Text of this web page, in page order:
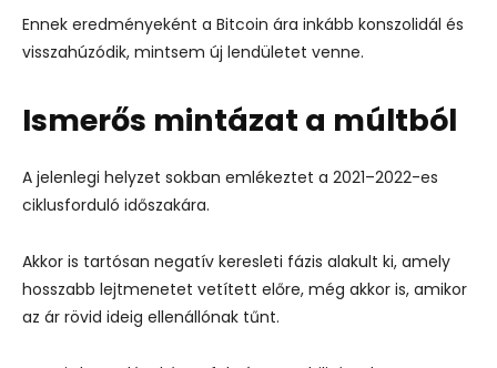
Ennek eredményeként a Bitcoin ára inkább konszolidál és
visszahúzódik, mintsem új lendületet venne.
Ismerős mintázat a múltból
A jelenlegi helyzet sokban emlékeztet a 2021–2022-es
ciklusforduló időszakára.
Akkor is tartósan negatív keresleti fázis alakult ki, amely
hosszabb lejtmenetet vetített előre, még akkor is, amikor
az ár rövid ideig ellenállónak tűnt.